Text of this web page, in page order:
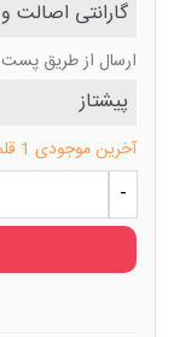
ارسال از طریق پست
آخرین موجودی 1 قلم
-